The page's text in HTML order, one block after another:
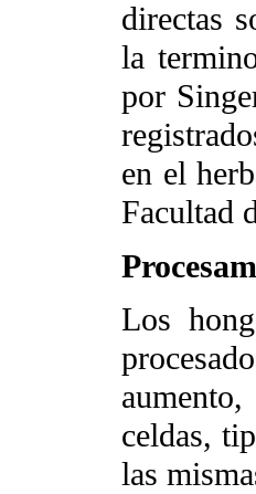
directas
la
por
en el
Facultad
Los
celdas,
las